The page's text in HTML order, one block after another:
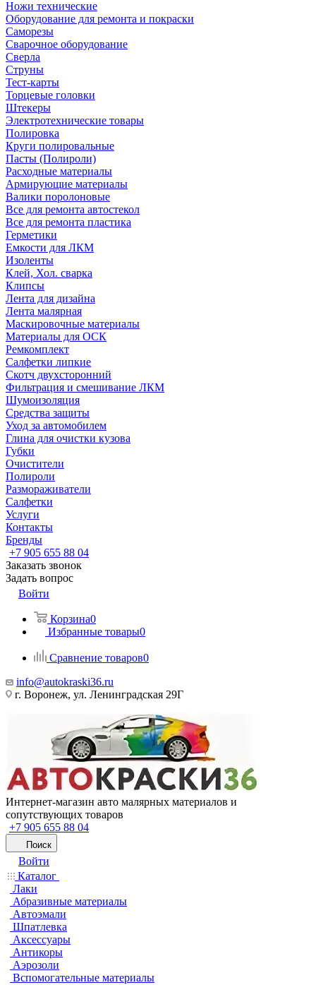
Ножи технические
Оборудование для ремонта и покраски
Саморезы
Сварочное оборудование
Сверла
Струны
Тест-карты
Торцевые головки
Штекеры
Электротехнические товары
Полировка
Круги полировальные
Пасты (Полироли)
Расходные материалы
Армирующие материалы
Валики поролоновые
Все для ремонта автостекол
Все для ремонта пластика
Герметики
Емкости для ЛКМ
Изоленты
Клей, Хол. сварка
Клипсы
Лента для дизайна
Лента малярная
Маскировочные материалы
Материалы для ОСК
Ремкомплект
Салфетки липкие
Скотч двухсторонний
Фильтрация и смешивание ЛКМ
Шумоизоляция
Средства защиты
Уход за автомобилем
Глина для очистки кузова
Губки
Очистители
Полироли
Размораживатели
Салфетки
Услуги
Контакты
Бренды
+7 905 655 88 04
Заказать звонок
Задать вопрос
Войти
Корзина0
Избранные товары0
Сравнение товаров0
info@autokraski36.ru
г. Воронеж, ул. Ленинградская 29Г
Интернет-магазин авто малярных материалов и
сопутствующих товаров
+7 905 655 88 04
Поиск
Войти
Каталог
Лаки
Абразивные материалы
Автоэмали
Шпатлевка
Аксессуары
Антикоры
Аэрозоли
Вспомогательные материалы